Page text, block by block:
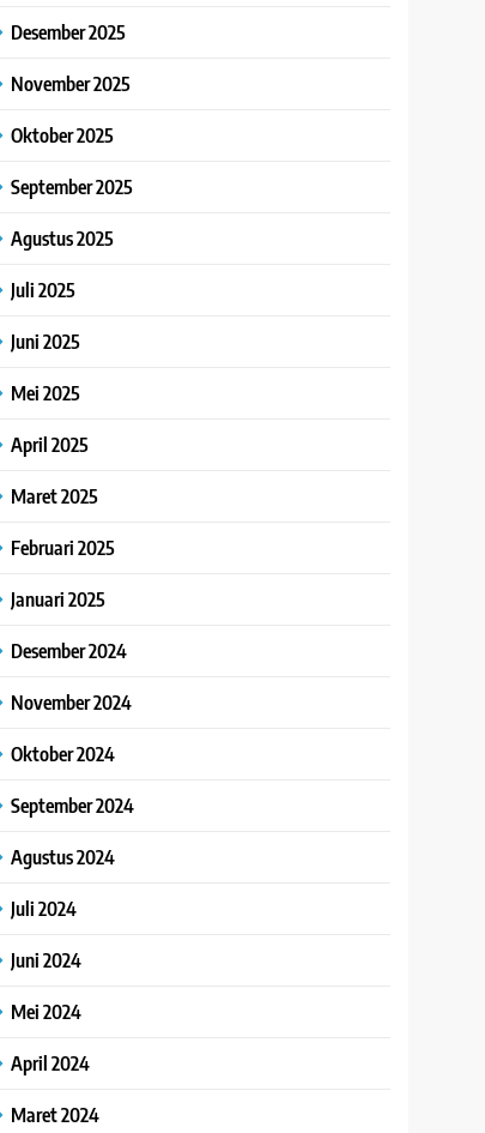
Desember 2025
November 2025
Oktober 2025
September 2025
Agustus 2025
Juli 2025
Juni 2025
Mei 2025
April 2025
Maret 2025
Februari 2025
Januari 2025
Desember 2024
November 2024
Oktober 2024
September 2024
Agustus 2024
Juli 2024
Juni 2024
Mei 2024
April 2024
Maret 2024